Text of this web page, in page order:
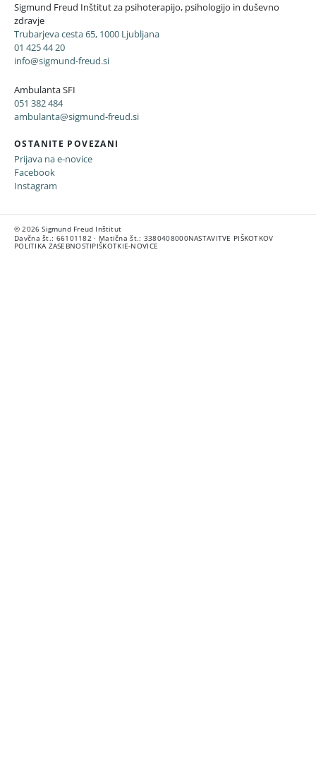
Sigmund Freud Inštitut za psihoterapijo, psihologijo in duševno
zdravje
Trubarjeva cesta 65, 1000 Ljubljana
01 425 44 20
info@sigmund-freud.si
Ambulanta SFI
051 382 484
ambulanta@sigmund-freud.si
OSTANITE POVEZANI
Prijava na e-novice
Facebook
Instagram
© 2026 Sigmund Freud Inštitut
Davčna št.: 66101182 · Matična št.: 3380408000NASTAVITVE PIŠKOTKOV
POLITIKA ZASEBNOSTIPIŠKOTKIE-NOVICE